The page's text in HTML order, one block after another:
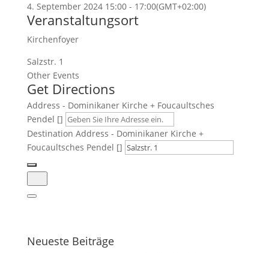
4. September 2024 15:00- 17:00(GMT+02:00)
Veranstaltungsort
Kirchenfoyer
Salzstr. 1
Other Events
Get Directions
Address - Dominikaner Kirche + Foucaultsches
Pendel []
Destination Address - Dominikaner Kirche +
Foucaultsches Pendel []
Neueste Beiträge